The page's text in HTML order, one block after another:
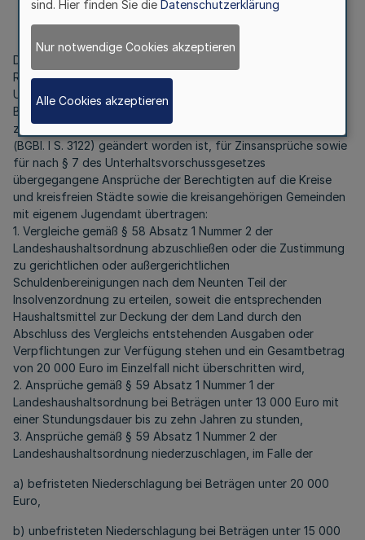
Die nachstehenden Befugnisse werden für Ersatz- und
Rückzahlungsansprüche nach § 5 des
Unterhaltsvorschussgesetzes in der Fassung der
Bekanntmachung vom 17. Juli 2007 (BGBl. I S. 1446), das
zuletzt durch Artikel 23 des Gesetzes vom 14. August 2017
(BGBl. I S. 3122) geändert worden ist, für Zinsansprüche sowie
für nach § 7 des Unterhaltsvorschussgesetzes
übergegangene Ansprüche der Berechtigten auf die Kreise
und kreisfreien Städte sowie die kreisangehörigen Gemeinden
mit eigenem Jugendamt übertragen:
1. Vergleiche gemäß § 58 Absatz 1 Nummer 2 der
Landeshaushaltsordnung abzuschließen oder die Zustimmung
zu gerichtlichen oder außergerichtlichen
Schuldenbereinigungen nach dem Neunten Teil der
Insolvenzordnung zu erteilen, soweit die entsprechenden
Haushaltsmittel zur Deckung der dem Land durch den
Abschluss des Vergleichs entstehenden Ausgaben oder
Verpflichtungen zur Verfügung stehen und ein Gesamtbetrag
von 20 000 Euro im Einzelfall nicht überschritten wird,
2. Ansprüche gemäß § 59 Absatz 1 Nummer 1 der
Landeshaushaltsordnung bei Beträgen unter 13 000 Euro mit
einer Stundungsdauer bis zu zehn Jahren zu stunden,
3. Ansprüche gemäß § 59 Absatz 1 Nummer 2 der
Landeshaushaltsordnung niederzuschlagen, im Falle der
a) befristeten Niederschlagung bei Beträgen unter 20 000
Euro,
b) unbefristeten Niederschlagung bei Beträgen unter 15 000
sind. Hier finden Sie die Datenschutzerklärung
Nur notwendige Cookies akzeptieren
Alle Cookies akzeptieren